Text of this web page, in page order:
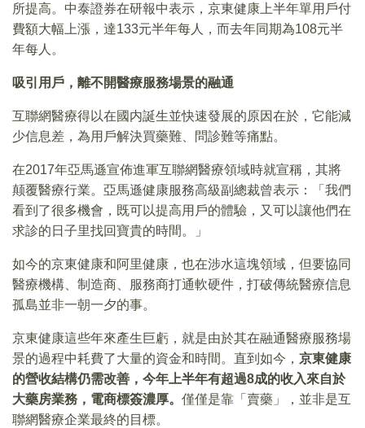
所提高。中泰證券在研報中表示，京東健康上半年單用戶付
費額大幅上漲，達133元半年每人，而去年同期為108元半
年每人。
吸引用戶，離不開醫療服務場景的融通
互聯網醫療得以在國内誕生並快速發展的原因在於，它能減
少信息差，為用戶解決買藥難、問診難等痛點。
在2017年亞馬遜宣佈進軍互聯網醫療領域時就宣稱，其將
颠覆醫療行業。亞馬遜健康服務高級副總裁曾表示：「我們
看到了很多機會，既可以提高用戶的體驗，又可以讓他們在
求診的日子里找回寶貴的時間。」
如今的京東健康和阿里健康，也在涉水這塊領域，但要協同
醫療機構、制造商、服務商打通軟硬件，打破傳統醫療信息
孤島並非一朝一夕的事。
京東健康這些年來產生巨虧，就是由於其在融通醫療服務場
景的過程中耗費了大量的資金和時間。直到如今， 京東健康
的營收結構仍需改善，今年上半年有超過8成的收入來自於
大藥房業務，電商標簽濃厚。 僅僅是靠「賣藥」，並非是互
聯網醫療企業最終的目標。